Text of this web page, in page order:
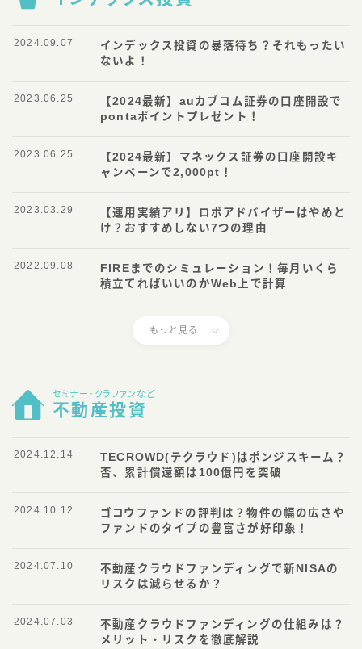
インデックス投資の暴落待ち？それもったい
ないよ！
2024.09.07
【2024最新】auカブコム証券の口座開設で
pontaポイントプレゼント！
2023.06.25
【2024最新】マネックス証券の口座開設キ
ャンペーンで2,000pt！
2023.06.25
【運用実績アリ】ロボアドバイザーはやめと
け？おすすめしない7つの理由
2023.03.29
FIREまでのシミュレーション！毎月いくら
積立てればいいのかWeb上で計算
2022.09.08
もっと見る
セミナー・クラファンなど
不動産投資
TECROWD(テクラウド)はポンジスキーム？
否、累計償還額は100億円を突破
2024.12.14
ゴコウファンドの評判は？物件の幅の広さや
ファンドのタイプの豊富さが好印象！
2024.10.12
不動産クラウドファンディングで新NISAの
リスクは減らせるか？
2024.07.10
不動産クラウドファンディングの仕組みは？
メリット・リスクを徹底解説
2024.07.03